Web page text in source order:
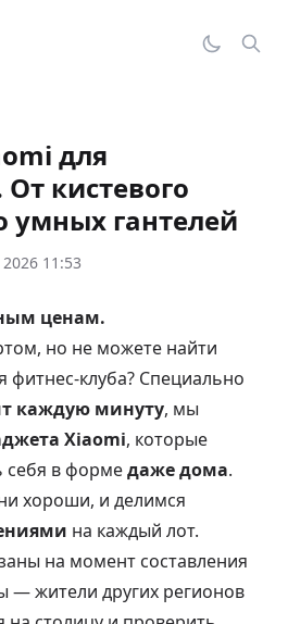
для
кистевого
умных гантелей
11:53
ценам.
но не можете найти
клуба? Специально
каждую минуту, мы
Xiaomi, которые
себя в формедаже дома.
хороши, и делимся
на каждый лот.
на момент составления
— жители других регионов